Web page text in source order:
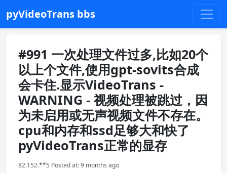
pyVideoTrans bbs
#991 一次处理文件过多,比如20个
以上个文件,使用gpt-sovits合成
会卡住.显示VideoTrans -
WARNING - 视频处理被跳过，因
为未启用或无声视频文件不存在。
cpu和内存和ssd足够大和快了
pyVideoTrans正常的显存
82.152.**5 Posted at: 9 months ago